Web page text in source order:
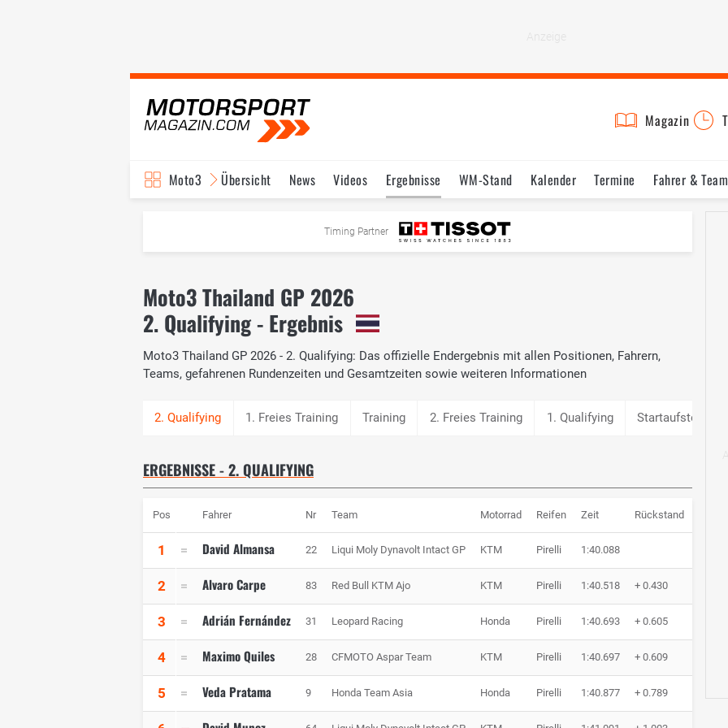
Magazin
Moto3 Übersicht News Videos Ergebnisse WM-Stand Kalender Termine Fahrer &
Timing Partner
Moto3 Thailand GP 2026
2. Qualifying - Ergebnis
Moto3 Thailand GP 2026 - 2. Qualifying: Das offizielle Endergebnis mit allen Positionen, Fahrern,
Teams, gefahrenen Rundenzeiten und Gesamtzeiten sowie weiteren Informationen
1. Freies Training Training 2. Freies Training 1. Qualifying Startaufstellung
ERGEBNISSE - 2. QUALIFYING
Pos Fahrer Nr Team Motorrad Reifen Zeit Rückstand
1 David Almansa 22 Liqui Moly Dynavolt Intact GP KTM Pirelli 1:40.088
2 Alvaro Carpe 83 Red Bull KTM Ajo KTM Pirelli 1:40.518 + 0.430
3 Adrián Fernández 31 Leopard Racing Honda Pirelli 1:40.693 + 0.605
4 Maximo Quiles 28 CFMOTO Aspar Team KTM Pirelli 1:40.697 + 0.609
5 Veda Pratama 9 Honda Team Asia Honda Pirelli 1:40.877 + 0.789